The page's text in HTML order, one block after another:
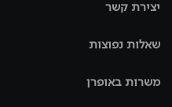
יצירת קשר
שאלות נפוצות
משרות באופרן